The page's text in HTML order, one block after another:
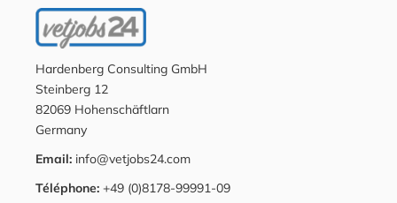
Hardenberg Consulting GmbH
Steinberg 12
82069 Hohenschäftlarn
Germany
Email: info@vetjobs24.com
Téléphone: +49 (0)8178-99991-09